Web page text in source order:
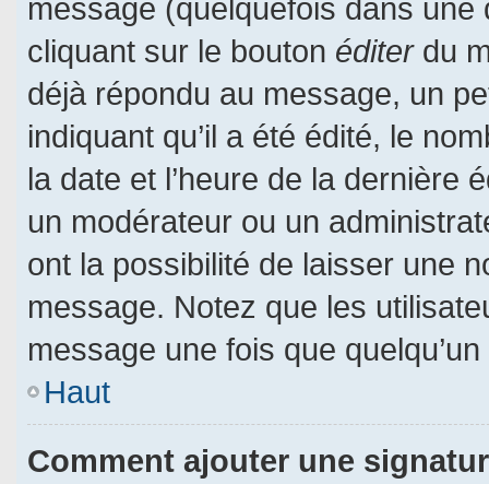
message (quelquefois dans
cliquant sur le bouton éditerdu
déjà répondu au message, un
indiquant qu’il a été édité, le
la date et l’heure de la dernière
un modérateur ou un
ont la possibilité de laisser une
message. Notez que les
message une fois que
Haut
Comment ajouter une